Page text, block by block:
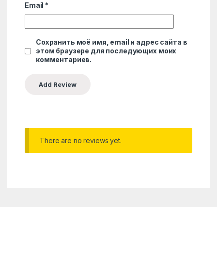
Email *
Сохранить моё имя, email и адрес сайта в
этом браузере для последующих моих
комментариев.
There are no reviews yet.